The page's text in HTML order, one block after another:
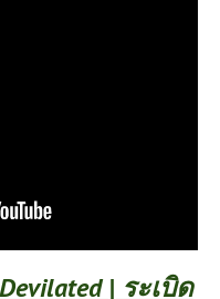
| ระเบิด